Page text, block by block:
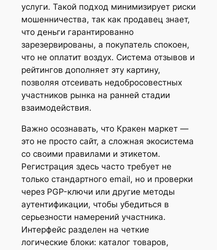
услуги. Такой подход минимизирует риски
мошенничества, так как продавец знает,
что деньги гарантированно
зарезервированы, а покупатель спокоен,
что не оплатит воздух. Система отзывов и
рейтингов дополняет эту картину,
позволяя отсеивать недобросовестных
участников рынка на ранней стадии
взаимодействия.
Важно осознавать, что Кракен маркет —
это не просто сайт, а сложная экосистема
со своими правилами и этикетом.
Регистрация здесь часто требует не
только стандартного email, но и проверки
через PGP-ключи или другие методы
аутентификации, чтобы убедиться в
серьезности намерений участника.
Интерфейс разделен на четкие
логические блоки: каталог товаров,